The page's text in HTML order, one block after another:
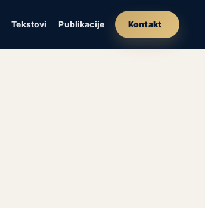
Tekstovi Publikacije Kontakt